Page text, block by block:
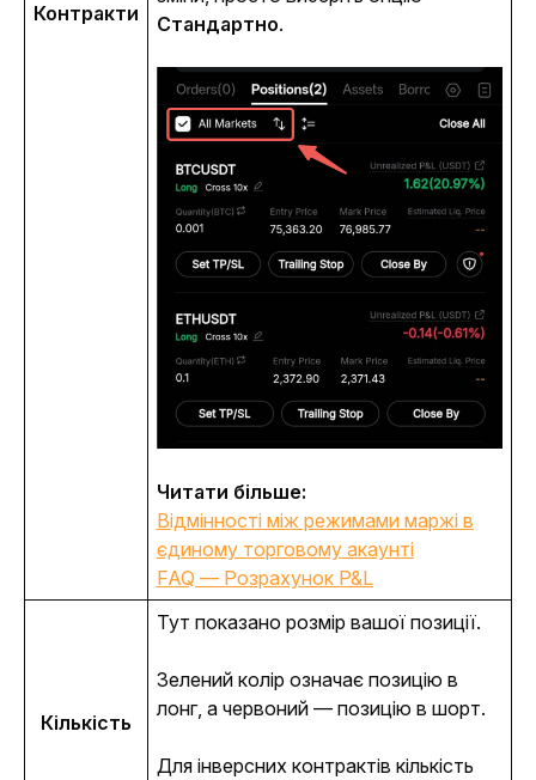
Контракти
Стандартно.
Читати більше:
Відмінності між режимами маржі в
єдиному торговому акаунті
FAQ — Розрахунок P&L
Кількість
Тут показано розмір вашої позиції.
Зелений колір означає позицію в
лонг, а червоний — позицію в шорт.
Для інверсних контрактів кількість